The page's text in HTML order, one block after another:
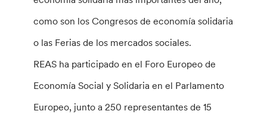
como son los Congresos de economía solidaria
o las Ferias de los mercados sociales.
REAS ha participado en el Foro Europeo de
Economía Social y Solidaria en el Parlamento
Europeo, junto a 250 representantes de 15